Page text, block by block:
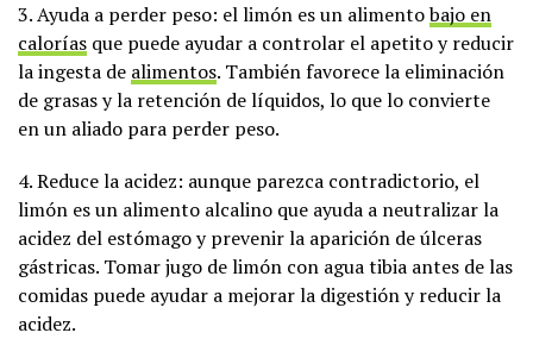
3. Ayuda a perder peso: el limón es un alimentobajo en
calorías que puede ayudar a controlar el apetito y reducir
la ingesta de alimentos. También favorece la eliminación
de grasas y la retención de líquidos, lo que lo convierte
en un aliado para perder peso.
4. Reduce la acidez: aunque parezca contradictorio, el
limón es un alimento alcalino que ayuda a neutralizar la
acidez del estómago y prevenir la aparición de úlceras
gástricas. Tomar jugo de limón con agua tibia antes de las
comidas puede ayudar a mejorar la digestión y reducir la
acidez.